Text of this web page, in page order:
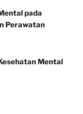
pada
Perawatan
Mental